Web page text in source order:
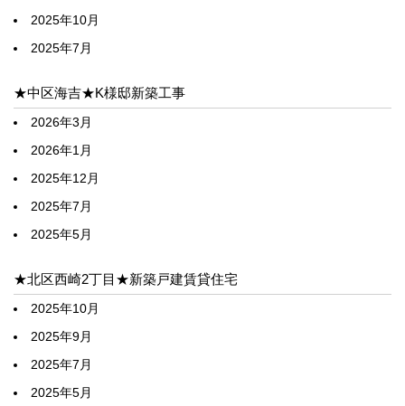
2025年10月
2025年7月
★中区海吉★K様邸新築工事
2026年3月
2026年1月
2025年12月
2025年7月
2025年5月
★北区西崎2丁目★新築戸建賃貸住宅
2025年10月
2025年9月
2025年7月
2025年5月